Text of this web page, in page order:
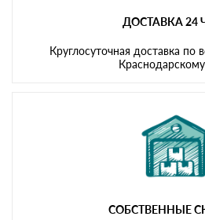
ДОСТАВКА 24
Круглосуточная доставка по
СОБСТВЕННЫЕ